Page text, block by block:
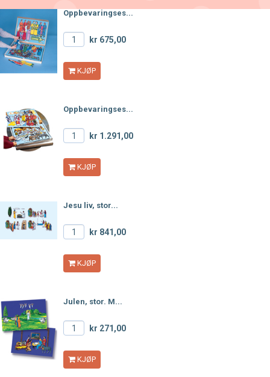
Oppbevaringses...
kr 675,00
KJØP
Oppbevaringses...
kr 1.291,00
KJØP
Jesu liv, stor...
kr 841,00
KJØP
Julen, stor. M...
kr 271,00
KJØP